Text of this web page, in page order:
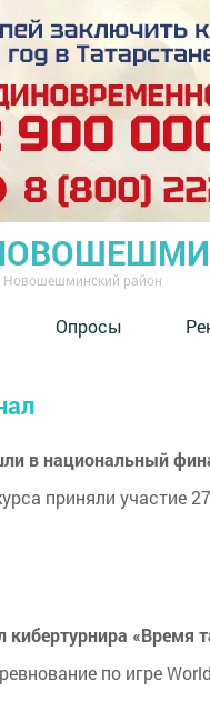
Новошешминский район
Опросы
в национальный
приняли участие
кибертурнира «Время
по игре